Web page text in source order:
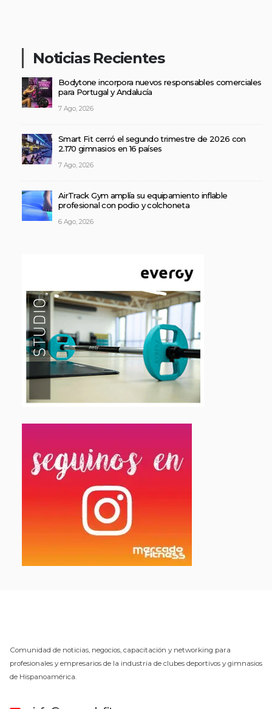
Noticias Recientes
Bodytone incorpora nuevos responsables comerciales
para Portugal y Andalucía
7 Ago, 2026
Smart Fit cerró el segundo trimestre de 2026 con
2.170 gimnasios en 16 países
7 Ago, 2026
AirTrack Gym amplía su equipamiento inflable
profesional con podio y colchoneta
6 Ago, 2026
Comunidad de noticias, negocios, capacitación y networking para
profesionales y empresarios de la industria de clubes deportivos y gimnasios
de Hispanoamérica.